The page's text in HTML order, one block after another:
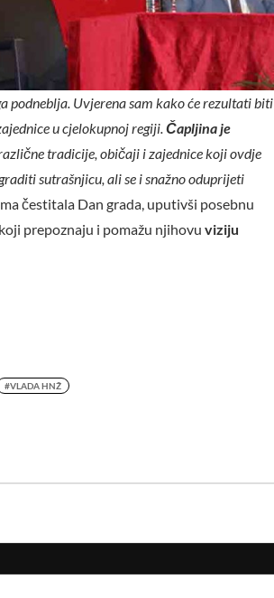
podneblja. Uvjerena sam kako će rezultati biti
u cjelokupnoj regiji.Čapljina je
tradicije, običaji i zajednice koji ovdje
sutrašnjicu, ali se i snažno oduprijeti
čestitala Dan grada, uputivši posebnu
prepoznaju i pomažu njihovu viziju
#VLADA HNŽ